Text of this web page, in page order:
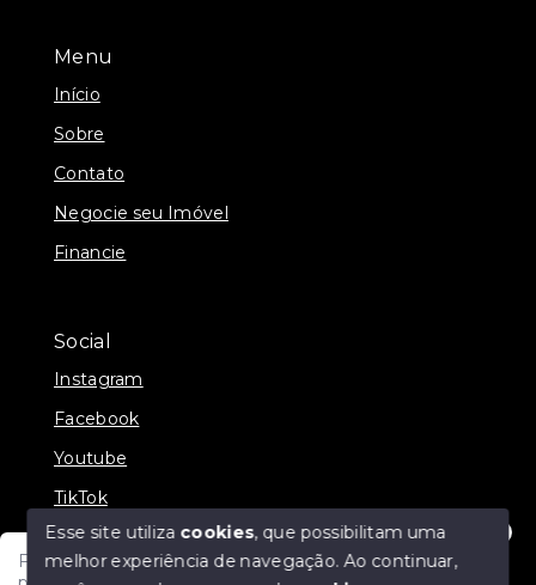
Fale com um de nossos consultores! Estamos
Menu
Início
Sobre
Contato
Negocie seu Imóvel
Financie
Social
Instagram
Facebook
Youtube
TikTok
Esse site utiliza cookies, que possibilitam uma
melhor experiência de navegação.Ao continuar,